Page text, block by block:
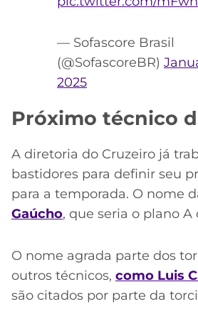
— Sofascore Brasil
(@SofascoreBR)
2025
Próximo técnico
A diretoria do Cruzeiro já
bastidores para definir seu
para a temporada. O nome
Gaúcho, que seria o plano
O nome agrada parte dos
outros técnicos, como Luis
são citados por parte da